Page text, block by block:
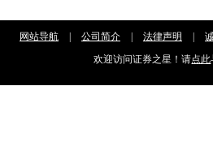
网站导航 公司简介 法律声明
欢迎访问证券之星！请点此